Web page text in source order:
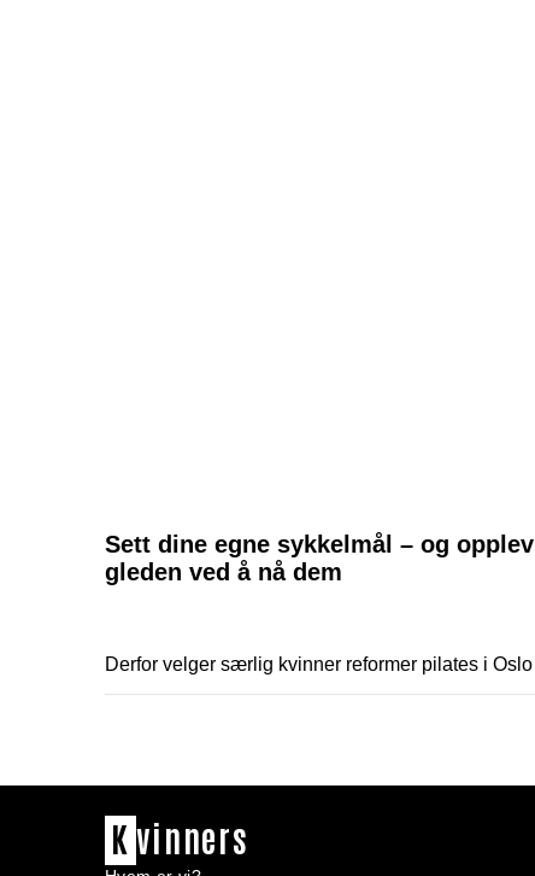
Sett dine egne sykkelmål – og opplev
gleden ved å nå dem
Derfor velger særlig kvinner reformer pilates i Oslo
K vinners